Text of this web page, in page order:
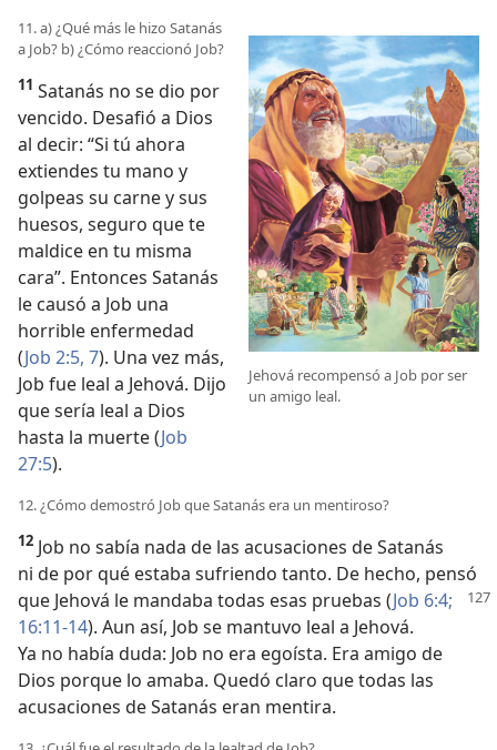
Jehová recompensó a Job por ser
un amigo leal.
11. a) ¿Qué más le hizo Satanás
a Job? b) ¿Cómo reaccionó Job?
11 Satanás no se dio por
vencido. Desafió a Dios
al decir: “Si tú ahora
extiendes tu mano y
golpeas su carne y sus
huesos, seguro que te
maldice en tu misma
cara”. Entonces Satanás
le causó a Job una
horrible enfermedad
(Job 2:5, 7). Una vez más,
Job fue leal a Jehová. Dijo
que sería leal a Dios
hasta la muerte (Job
27:5).
12. ¿Cómo demostró Job que Satanás era un mentiroso?
12 Job no sabía nada de las acusaciones de Satanás
ni de por qué estaba sufriendo tanto. De hecho, pensó
que Jehová le mandaba todas esas pruebas (Job 6:4;
16:11-14). Aun así, Job se mantuvo leal a Jehová.
Ya no había duda: Job no era egoísta. Era amigo de
Dios porque lo amaba. Quedó claro que todas las
acusaciones de Satanás eran mentira.